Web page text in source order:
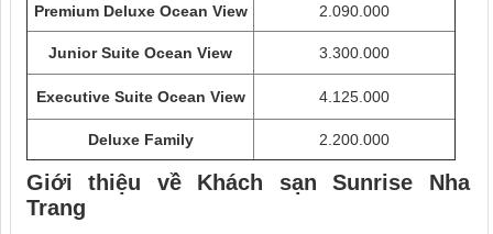
Premium Deluxe Ocean View 2.090.000
Junior Suite Ocean View 3.300.000
Executive Suite Ocean View 4.125.000
Deluxe Family 2.200.000
Giới thiệu về Khách sạn Sunrise Nha
Trang